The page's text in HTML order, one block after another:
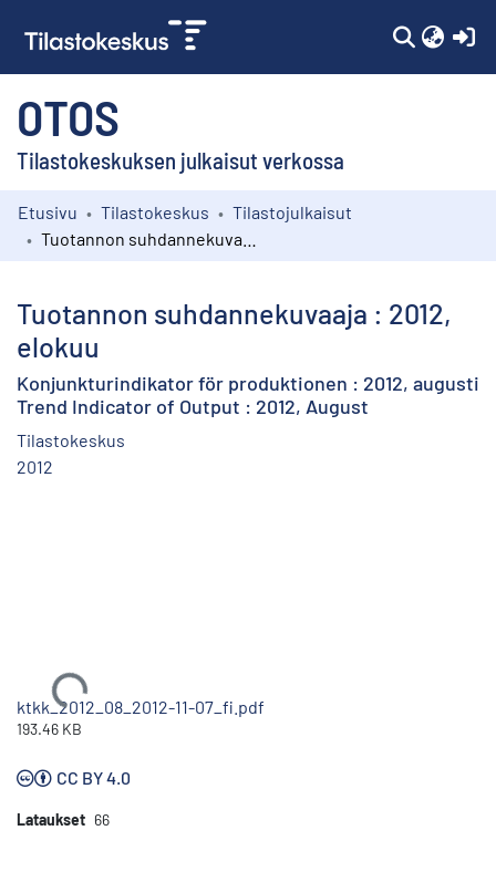
OTOS
Tilastokeskuksen julkaisut verkossa
Kokoelmat
Etusivu Tilastokeskus
Tilastojulkaisut
Tuotannon suhdannekuvaaja : 2012,
elokuu
Konjunkturindikator för produktionen : 2012, augusti
Trend Indicator of Output : 2012, August
Tilastokeskus
2012
Ladataan...
ktkk_2012_08_2012-11-07_fi.pdf
193.46 KB
CC BY 4.0
Lataukset 66